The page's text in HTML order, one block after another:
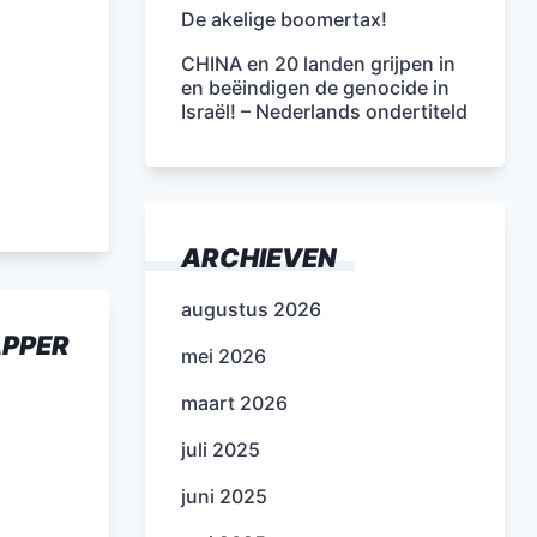
De akelige boomertax!
CHINA en 20 landen grijpen in
en beëindigen de genocide in
Israël! – Nederlands ondertiteld
ARCHIEVEN
augustus 2026
mei 2026
maart 2026
juli 2025
juni 2025